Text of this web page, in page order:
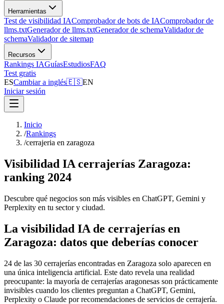
Herramientas
Test de visibilidad IAComprobador de bots de IAComprobador de
llms.txtGenerador de llms.txtGenerador de schemaValidador de
schemaValidador de sitemap
Recursos
Rankings IAGuíasEstudiosFAQ
Test gratis
ESCambiar a inglés🇪🇸EN
Iniciar sesión
Inicio
/Rankings
/cerrajeria en zaragoza
Visibilidad IA cerrajerías Zaragoza:
ranking 2024
Descubre qué negocios son más visibles en ChatGPT, Gemini y
Perplexity en tu sector y ciudad.
La visibilidad IA de cerrajerías en
Zaragoza: datos que deberías conocer
24 de las 30 cerrajerías encontradas en Zaragoza solo aparecen en
una única inteligencia artificial. Este dato revela una realidad
preocupante: la mayoría de cerrajerías aragonesas son prácticamente
invisibles cuando los clientes preguntan a ChatGPT, Gemini,
Perplexity o Claude por recomendaciones de servicios de cerrajería.